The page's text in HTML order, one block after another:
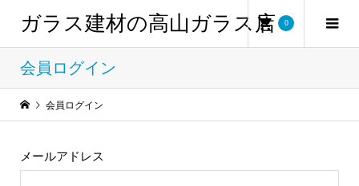
ガラス建材の高山ガラス店 0
会員ログイン
会員ログイン
メールアドレス